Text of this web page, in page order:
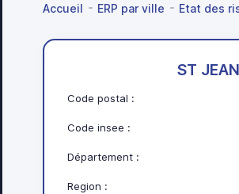
Accueil ERP par ville Etat des
ST
Code postal :
Code insee :
Département :
Region :